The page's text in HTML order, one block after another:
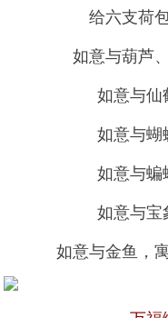
给六支荷
如意与葫芦
如意与仙
如意与蝴
如意与蝙
如意与宝
如意与金鱼，